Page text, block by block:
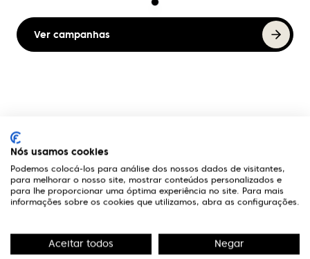
Ver campanhas
Links Úteis
Contactos
R. Miguel Serrano, nº 9 - 3º Miraflores,
1495-173 Algés
Nós usamos cookies
Podemos colocá-los para análise dos nossos dados de visitantes,
para melhorar o nosso site, mostrar conteúdos personalizados e
para lhe proporcionar uma óptima experiência no site. Para mais
informações sobre os cookies que utilizamos, abra as configurações.
Aceitar todos Negar